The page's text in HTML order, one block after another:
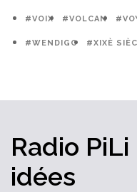
#VOIX #VOLCAN
#WENDIGO #XIXÈ
Radio PiLi
idées